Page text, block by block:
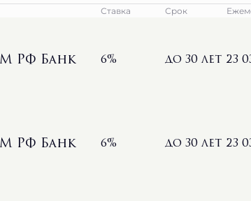
Ставка Срок
РФ Банк 6% до 30 лет 23
РФ Банк 6% до 30 лет 23